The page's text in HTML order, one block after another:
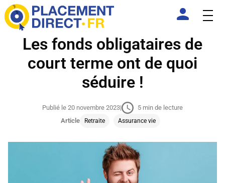
Les fonds obligataires de
court terme ont de quoi
séduire !
Publié le 20 novembre 2023|
Article
5 min de lecture
Retraite Assurance vie